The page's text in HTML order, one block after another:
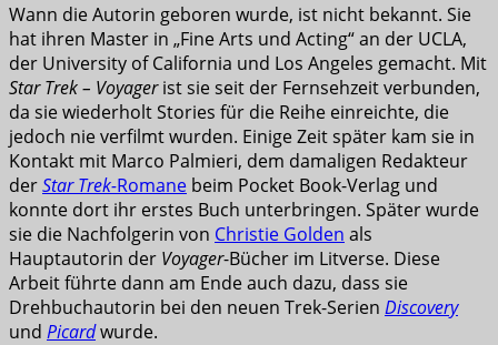
Wann die Autorin geboren wurde, ist nicht bekannt. Sie
hat ihren Master in „Fine Arts und Acting“ an der UCLA,
der University of California und Los Angeles gemacht. Mit
Star Trek – Voyagerist sie seit der Fernsehzeit verbunden,
da sie wiederholt Stories für die Reihe einreichte, die
jedoch nie verfilmt wurden. Einige Zeit später kam sie in
Kontakt mit Marco Palmieri, dem damaligen Redakteur
derStar Trek-Romane beim Pocket Book-Verlag und
konnte dort ihr erstes Buch unterbringen. Später wurde
sie die Nachfolgerin von Christie Golden als
Hauptautorin der Voyager-Bücher im Litverse. Diese
Arbeit führte dann am Ende auch dazu, dass sie
Drehbuchautorin bei den neuen Trek-Serien Discovery
und Picardwurde.